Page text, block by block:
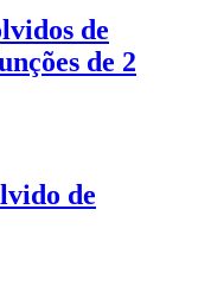
de
de 2
de